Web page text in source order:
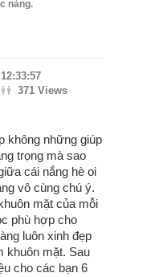
nàng.
371 Views
không những giúp
trọng mà sao
cái nắng hè oi
vô cùng chú ý.
mặt của mỗi
phù hợp cho
luôn xinh đẹp
khuôn mặt. Sau
cho các bạn 6